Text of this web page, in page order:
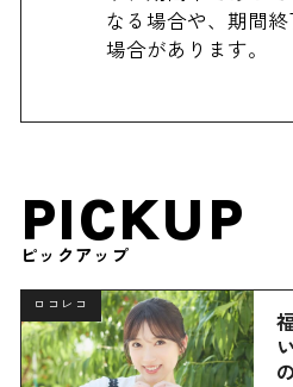
なる場合や、期間
場合があります。
PICKUP
ピックアップ
ロコレコ